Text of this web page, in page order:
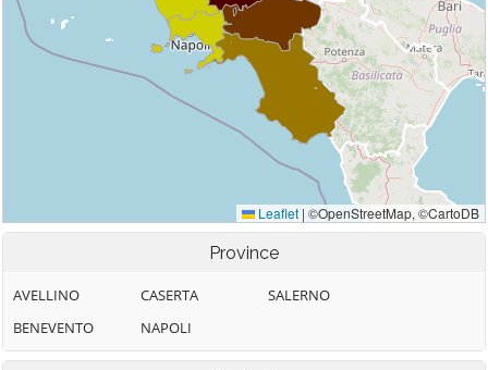
Province
AVELLINO
BENEVENTO
CASERTA
NAPOLI
SALERNO